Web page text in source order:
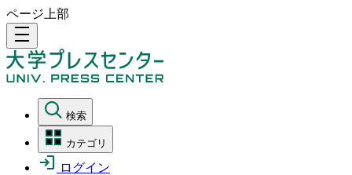
ページ上部
density_medium
検索
カテゴリ
ログイン